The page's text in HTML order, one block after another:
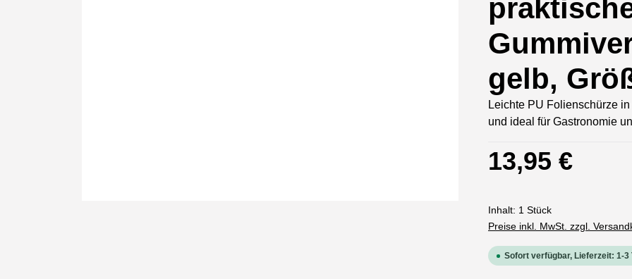
gelb,
Leichte PU Folienschürze
und ideal für Gastronomie
Regulärer Preis:
13,95 €
Inhalt: 1 Stück
Preise inkl. MwSt. zzgl.
Sofort verfügbar, Lieferzeit: 1-3